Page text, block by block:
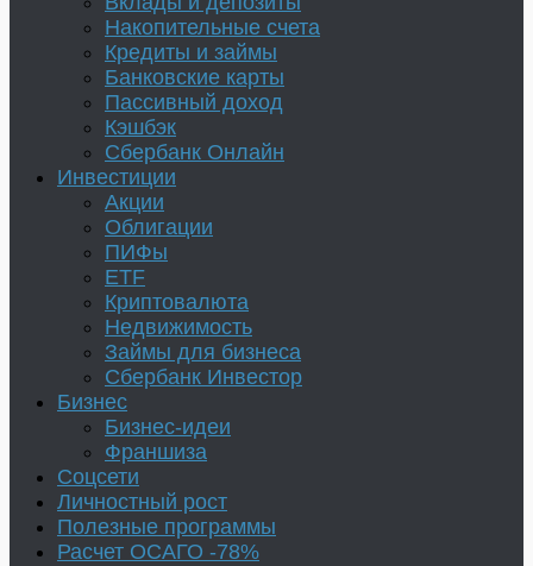
Накопительные счета
Кредиты и займы
Банковские карты
Пассивный доход
Кэшбэк
Сбербанк Онлайн
Инвестиции
Акции
Облигации
ПИФы
ETF
Криптовалюта
Недвижимость
Займы для бизнеса
Сбербанк Инвестор
Бизнес
Бизнес-идеи
Франшиза
Соцсети
Личностный рост
Полезные программы
Расчет ОСАГО -78%